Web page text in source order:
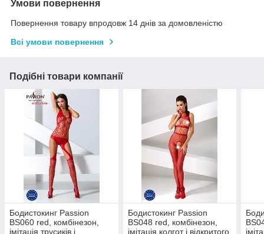
Умови повернення
Повернення товару впродовж 14 днів за домовленістю
Всі умови повернення
Подібні товари компанії
Бодистокинг Passion
BS060 red, комбінезон,
імітація трусиків і
Бодистокинг Passion
BS048 red, комбінезон,
імітація колгот і відкритого